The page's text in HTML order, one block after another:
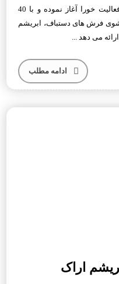
کارخانه قالیشویی بعثت از سال 1363 فعالیت خورا آغاز نموده و با 40
فرش های دستباف، ابریشم
می دهد ...
ادامه مطلب
اراک